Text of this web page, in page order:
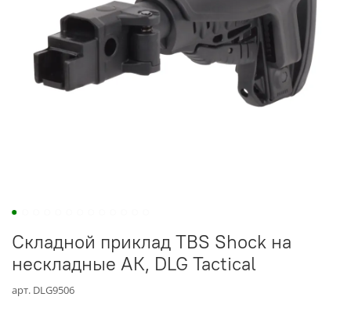
Складной приклад TBS Shock на
нескладные АК, DLG Tactical
арт. DLG9506